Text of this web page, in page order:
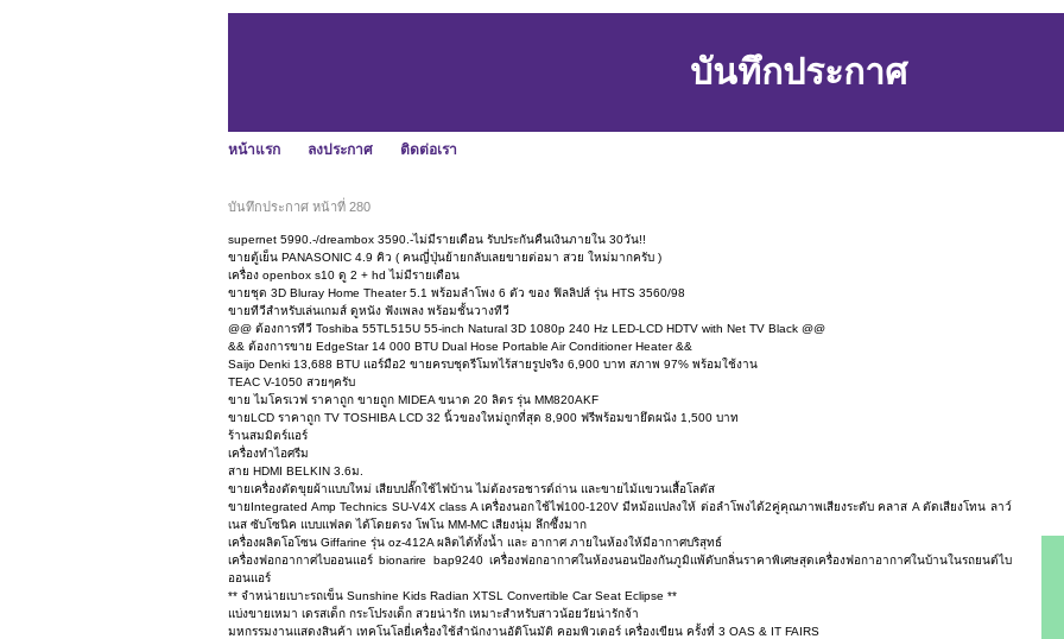
บันทึกประกาศ
หน้าแรก ลงประกาศ ติดต่อเรา
บันทึกประกาศ หน้าที่ 280
supernet 5990.-/dreambox 3590.-ไม่มีรายเดือน รับประกันคืนเงินภายใน 30วัน!!
ขายตู้เย็น PANASONIC 4.9 คิว ( คนญี่ปุ่นย้ายกลับเลยขายต่อมา สวย ใหม่มากครับ )
เครื่อง openbox s10 ดู 2 + hd ไม่มีรายเดือน
ขายชุด 3D Bluray Home Theater 5.1 พร้อมลำโพง 6 ตัว ของ ฟิลลิปส์ รุ่น HTS 3560/98
ขายทีวีสำหรับเล่นเกมส์ ดูหนัง ฟังเพลง พร้อมชั้นวางทีวี
@@ ต้องการทีวี Toshiba 55TL515U 55-inch Natural 3D 1080p 240 Hz LED-LCD HDTV with Net TV Black @@
&& ต้องการขาย EdgeStar 14 000 BTU Dual Hose Portable Air Conditioner Heater &&
Saijo Denki 13,688 BTU แอร์มือ2 ขายครบชุดรีโมทไร้สายรูปจริง 6,900 บาท สภาพ 97% พร้อมใช้งาน
TEAC V-1050 สวยๆครับ
ขาย ไมโครเวฟ ราคาถูก ขายถูก MIDEA ขนาด 20 ลิตร รุ่น MM820AKF
ขายLCD ราคาถูก TV TOSHIBA LCD 32 นิ้วของใหม่ถูกที่สุด 8,900 ฟรีพร้อมขายึดผนัง 1,500 บาท
ร้านสมมิตร์แอร์
เครื่องทำไอศรีม
สาย HDMI BELKIN 3.6ม.
ขายเครื่องตัดขุยผ้าแบบใหม่ เสียบปลั๊กใช้ไฟบ้าน ไม่ต้องรอชารต์ถ่าน และขายไม้แขวนเสื้อโลตัส
ขายIntegrated Amp Technics SU-V4X class A เครื่องนอกใช้ไฟ100-120V มีหม้อแปลงให้ ต่อลำโพงได้2คู่คุณภาพเสียงระดับ คลาส A ตัดเสียงโทน ลาว์
เนส ซับโซนิค แบบแฟลต ได้โดยตรง โพโน MM-MC เสียงนุ่ม ลึกซึ้งมาก
เครื่องผลิตโอโซน Giffarine รุ่น oz-412A ผลิตได้ทั้งน้ำ และ อากาศ ภายในห้องให้มีอากาศบริสุทธ์
เครื่องฟอกอากาศไบออนแอร์ bionarire bap9240 เครื่องฟอกอากาศในห้องนอนป้องกันภูมิแพ้ดับกลิ่นราคาพิเศษสุดเครื่องฟอกาอากาศในบ้านในรถยนต์ไบ
ออนแอร์
** จำหน่ายเบาะรถเข็น Sunshine Kids Radian XTSL Convertible Car Seat Eclipse **
แบ่งขายเหมา เดรสเด็ก กระโปรงเด็ก สวยน่ารัก เหมาะสำหรับสาวน้อยวัยน่ารักจ้า
มหกรรมงานแสดงสินค้า เทคโนโลยี่เครื่องใช้สำนักงานอัติโนมัติ คอมพิวเตอร์ เครื่องเขียน ครั้งที่ 3 OAS & IT FAIRS